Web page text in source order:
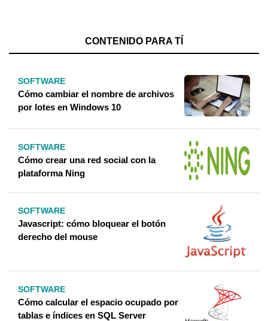
CONTENIDO PARA TÍ
SOFTWARE
Cómo cambiar el nombre de archivos
por lotes en Windows 10
SOFTWARE
Cómo crear una red social con la
plataforma Ning
SOFTWARE
Javascript: cómo bloquear el botón
derecho del mouse
SOFTWARE
Cómo calcular el espacio ocupado por
tablas e índices en SQL Server